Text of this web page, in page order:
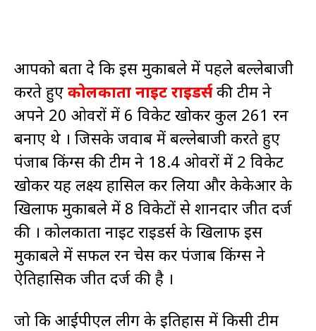
आपको बता दे कि इस मुकाबले में पहले बल्लेबाजी
करते हुए कोलकाता नाइट राइडर्सकी टीम ने
अपने 20 ओवरों में 6 विकेट खोकर कुल 261 रन
बनाए थे । जिसके जवाब में बल्लेबाजी करते हुए
पंजाब किंग्स की टीम ने 18.4 ओवरों में 2 विकेट
खोकर यह लक्ष्य हासिल कर लिया और केकेआर के
खिलाफ मुकाबले में 8 विकेटों से शानदार जीत दर्ज
की । कोलकाता नाइट राइडर्स के खिलाफ इस
मुकाबले में सफल रन चेस कर पंजाब किंग्स ने
ऐतिहासिक जीत दर्ज की है ।
जो कि आईपीएल लीग के इतिहास में किसी टीम